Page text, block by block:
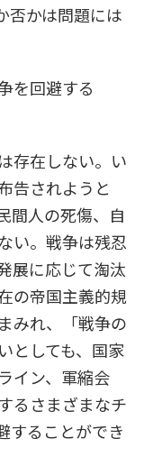
否かは問題には
を回避する
存在しない。い
告されようと
間人の死傷、自
い。戦争は残忍
展に応じて淘汰
の帝国主義的規
みれ、「戦争の
としても、国家
イン、軍縮会
るさまざまなチ
することができ